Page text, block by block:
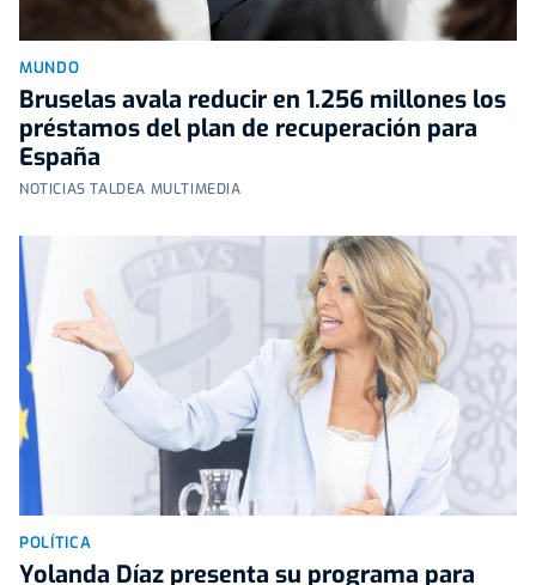
MUNDO
Bruselas avala reducir en 1.256 millones los
préstamos del plan de recuperación para
España
NOTICIAS TALDEA MULTIMEDIA
POLÍTICA
Yolanda Díaz presenta su programa para